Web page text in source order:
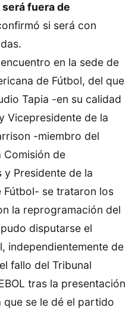
fuera de
si será con
en la sede de
de Fútbol, del que
Tapia -en su calidad
Vicepresidente de la
-miembro del
Comisión de
y Presidente de la
Fútbol- se trataron los
la reprogramación del
disputarse el
independientemente de
fallo del Tribunal
tras la presentación
que se le dé el partido